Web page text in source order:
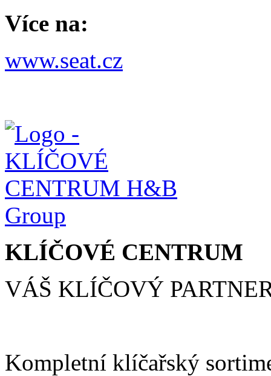
Více na:
www.seat.cz
KLÍČOVÉ CENTRUM
VÁŠ KLÍČOVÝ
Kompletní klíčařský